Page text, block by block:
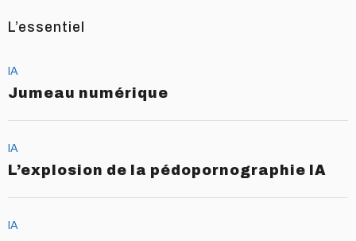
L’essentiel
IA
Jumeau numérique
IA
L’explosion de la pédopornographie IA
IA